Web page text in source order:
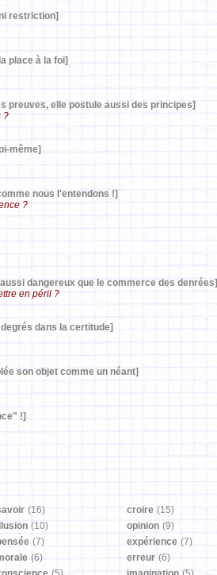
restriction]
place à la foi]
preuves, elle postule aussi des principes]
?
même]
nous l'entendons !]
?
dangereux que le commerce des denrées]
en péril ?
dans la certitude]
son objet comme un néant]
!]
(16) croire (15)
(10) opinion (9)
(7) expérience (7)
(6) erreur (6)